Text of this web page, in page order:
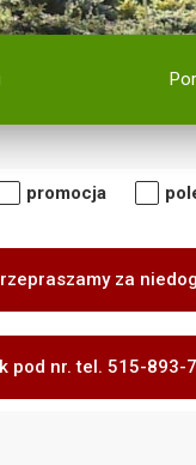
promocja
za
pod nr. tel. 515-893-